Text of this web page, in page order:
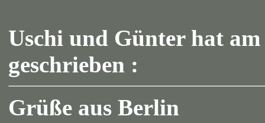
Uschi und Günter hat
geschrieben :
Grüße aus Berlin